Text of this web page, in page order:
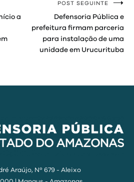
a
POST SEGUINTE
Defensoria Pública e
prefeitura firmam parceria
para instalação de uma
unidade em Urucurituba
Araújo, Nº 679 - Aleixo